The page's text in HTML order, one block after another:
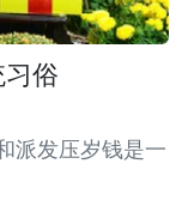
俗
派发压岁钱是一